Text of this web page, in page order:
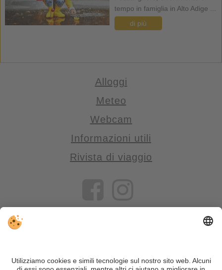
tempo in famiglia in Alto Adige ...
di più
Alloggi
Meteo
Webcam
Informazioni utili
Rivista di viaggio
VIVOSüdtirol è il portale di viaggio per chi desidera vivere il